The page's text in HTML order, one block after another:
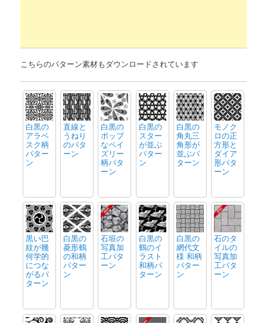
こちらのパターン素材もダウンロードされています
白黒の
アラベ
スク柄
パター
ン
直線と
うねり
のパタ
ーン
白黒の
ポップ
なペイ
ズリー
柄パタ
ーン
白黒の
スター
が並ぶ
パター
ン
白黒の
角丸三
角形が
並ぶパ
ターン
モノク
ロの正
方形と
ダイア
形パタ
ーン
黒い巴
紋が幾
何学的
につな
がるパ
ターン
白黒の
菱形鶴
の和柄
パター
ン
石垣の
写真加
工パタ
ーン
白黒の
鶴のイ
ラスト
和柄パ
ターン
白黒の
網代文
様 和柄
パター
ン
石のタ
イルの
写真加
工パタ
ーン